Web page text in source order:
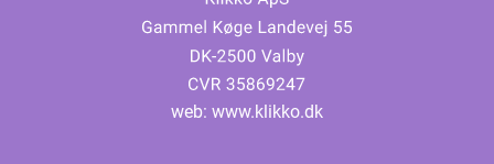
web: www.klikko.dk